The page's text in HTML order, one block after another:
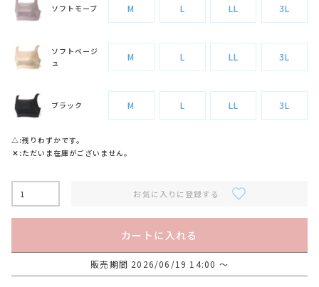
ソフトモーブ M L LL 3L
ソフトベージ
ュ
M L LL 3L
ブラック M L LL 3L
△ 残りわずかです。
✕ ただいま在庫がございません。
お気に入りに登録する
カートに入れる
販売期間 2026/06/19 14:00 〜